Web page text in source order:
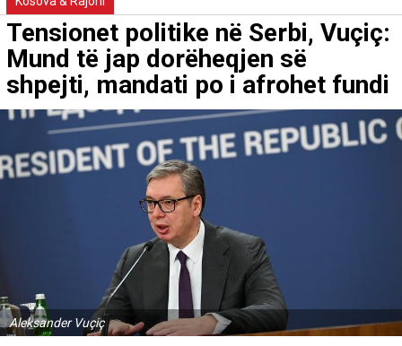
Tensionet politike në Serbi, Vuçiç:
Mund të jap dorëheqjen së
shpejti, mandati po i afrohet fundi
Aleksander Vuçiç